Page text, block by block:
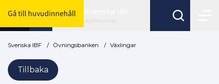
Gå till huvudinnehåll
Byt förbund här
Svenska IBF / Övningsbanken / Växlingar
Tillbaka